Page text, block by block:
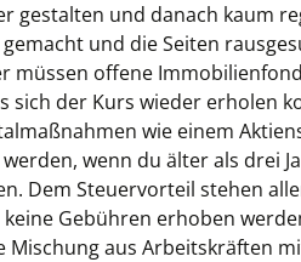
gestalten und danach kaum
und die Seiten
müssen offene
sich der Kurs wieder erholen
wie einem
wenn du älter als drei
Dem Steuervorteil stehen
Gebühren erhoben
aus Arbeitskräften